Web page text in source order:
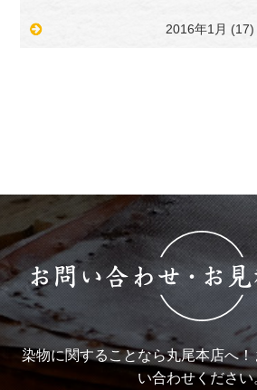
2016年1月 (17)
染物に関することなら丸尾本店へ
い合わせください